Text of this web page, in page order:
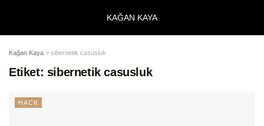
KAĞAN KAYA
Kağan Kaya > sibernetik casusluk
Etiket: sibernetik casusluk
HACK